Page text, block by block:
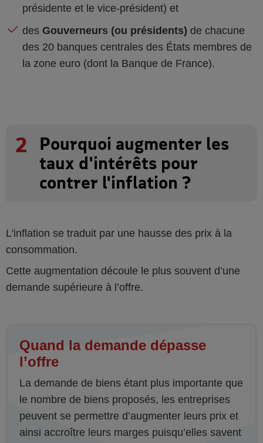
présidente et le vice-président) et
des Gouverneurs (ou présidents) de chacune
des 20 banques centrales des États membres de
la zone euro (dont la Banque de France).
2
Pourquoi augmenter les
taux d'intérêts pour
contrer l'inflation ?
L'inflation se traduit par une hausse des prix à la
consommation.
Cette augmentation découle le plus souvent d’une
demande supérieure à l’offre.
Quand la demande dépasse
l’offre
La demande de biens étant plus importante que
le nombre de biens proposés, les entreprises
peuvent se permettre d’augmenter leurs prix et
ainsi accroître leurs marges puisqu’elles savent